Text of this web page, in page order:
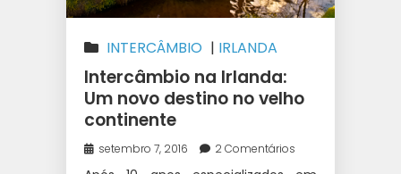
INTERCÂMBIO | IRLANDA
Intercâmbio na Irlanda:
Um novo destino no velho
continente
setembro 7, 2016 2 Comentários